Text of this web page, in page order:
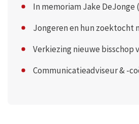
In memoriam Jake DeJonge
Jongeren en hun zoektocht
Verkiezing nieuwe bisschop
Communicatieadviseur & -